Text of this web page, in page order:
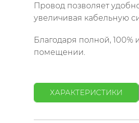
Провод позволяет
увеличивая кабельную
Благодаря полной,
помещении.
ХАРАКТЕРИСТИКИ